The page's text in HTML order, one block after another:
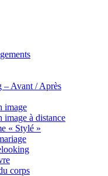
– Avant / Après
image
image à distance
« Stylé »
corps